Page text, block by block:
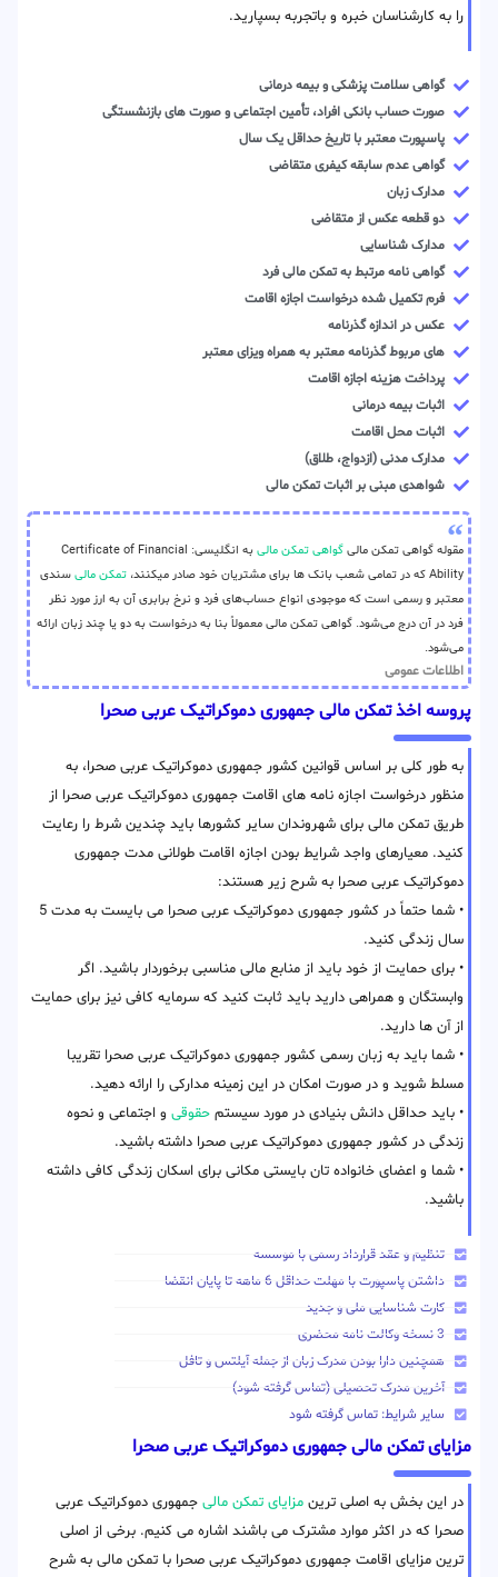
را به کارشناسان خبره و باتجربه بسپارید.
گواهی سلامت پزشکی و بیمه درمانی
صورت حساب بانکی افراد، تأمین اجتماعی و صورت های بازنشستگی
پاسپورت معتبر با تاریخ حداقل یک سال
گواهی عدم سابقه کیفری متقاضی
مدارک زبان
دو قطعه عکس از متقاضی
مدارک شناسایی
گواهی نامه مرتبط به تمکن مالی فرد
فرم تکمیل شده درخواست اجازه اقامت
عکس در اندازه گذرنامه
های مربوط گذرنامه معتبر به همراه ویزای معتبر
پرداخت هزینه اجازه اقامت
اثبات بیمه درمانی
اثبات محل اقامت
مدارک مدنی (ازدواج، طلاق)
شواهدی مبنی بر اثبات تمکن مالی
مقوله گواهی تمکن مالی گواهی تمکن مالی
به انگلیسی: Certificate of Financial
Ability که در تمامی شعب بانک ها برای مشتریان خود صادر میکنند،
تمکن مالی سندی
معتبر و رسمی است که موجودی انواع حساب‌های فرد و نرخ برابری آن به ارز مورد نظر
فرد در آن درج می‌شود. گواهی تمکن مالی معمولاً بنا به درخواست به دو یا چند زبان ارائه
می‌شود.
اطلاعات عمومی
پروسه اخذ تمکن مالی جمهوری دموکراتیک عربی صحرا
به طور کلی بر اساس قوانین کشور جمهوری دموکراتیک عربی صحرا، به
منظور درخواست اجازه نامه های اقامت جمهوری دموکراتیک عربی صحرا از
طریق تمکن مالی برای شهروندان سایر کشورها باید چندین شرط را رعایت
کنید. معیارهای واجد شرایط بودن اجازه اقامت طولانی مدت جمهوری
دموکراتیک عربی صحرا به شرح زیر هستند:
• شما حتماً در کشور جمهوری دموکراتیک عربی صحرا می بایست به مدت 5
سال زندگی کنید.
• برای حمایت از خود باید از منابع مالی مناسبی برخوردار باشید. اگر
وابستگان و همراهی دارید باید ثابت کنید که سرمایه کافی نیز برای حمایت
از آن ها دارید.
• شما باید به زبان رسمی کشور جمهوری دموکراتیک عربی صحرا تقریبا
مسلط شوید و در صورت امکان در این زمینه مدارکی را ارائه دهید.
• باید حداقل دانش بنیادی در مورد سیستم حقوقی و اجتماعی و نحوه
زندگی در کشور جمهوری دموکراتیک عربی صحرا داشته باشید.
• شما و اعضای خانواده تان بایستی مکانی برای اسکان زندگی کافی داشته
باشید.
تنظیم و عقد قرارداد رسمی با موسسه
داشتن پاسپورت با مهلت حداقل 6 ماهه تا پایان انقضا
کارت شناسایی ملی و جدید
3 نسخه وکالت نامه محضری
همچنین دارا بودن مدرک زبان از جمله آیلتس و تافل
آخرین مدرک تحصیلی (تماس گرفته شود)
سایر شرایط: تماس گرفته شود
مزایای تمکن مالی جمهوری دموکراتیک عربی صحرا
در این بخش به اصلی ترین مزایای تمکن مالی جمهوری دموکراتیک عربی
صحرا که در اکثر موارد مشترک می باشند اشاره می کنیم. برخی از اصلی
ترین مزایای اقامت جمهوری دموکراتیک عربی صحرا با تمکن مالی به شرح